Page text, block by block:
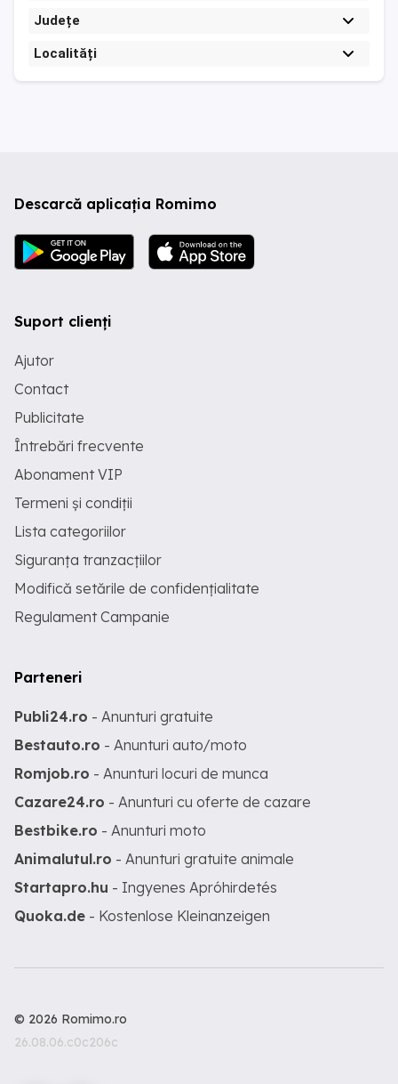
Județe
Localități
Descarcă aplicația Romimo
Suport clienți
Ajutor
Contact
Publicitate
Întrebări frecvente
Abonament VIP
Termeni și condiții
Lista categoriilor
Siguranța tranzacțiilor
Modifică setările de confidențialitate
Regulament Campanie
Parteneri
Publi24.ro - Anunturi gratuite
Bestauto.ro - Anunturi auto/moto
Romjob.ro - Anunturi locuri de munca
Cazare24.ro - Anunturi cu oferte de cazare
Bestbike.ro - Anunturi moto
Animalutul.ro - Anunturi gratuite animale
Startapro.hu - Ingyenes Apróhirdetés
Quoka.de - Kostenlose Kleinanzeigen
© 2026 Romimo.ro
26.08.06.c0c206c